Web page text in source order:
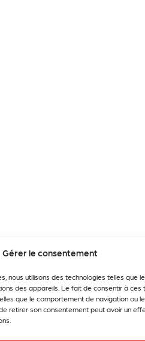
Gérer le consentement
nous utilisons des technologies telles que
des appareils. Le fait de consentir à ces
que le comportement de navigation ou
retirer son consentement peut avoir un